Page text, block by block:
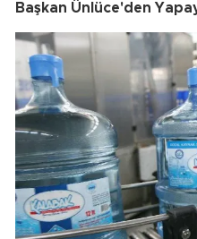
Başkan Ünlüce'den